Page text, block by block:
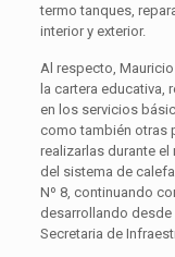
termo tanques,
interior y exterior.
Al respecto,
la cartera educativa,
en los servicios
como también otras
realizarlas durante
del sistema de
Nº 8, continuando
desarrollando desde
Secretaria de